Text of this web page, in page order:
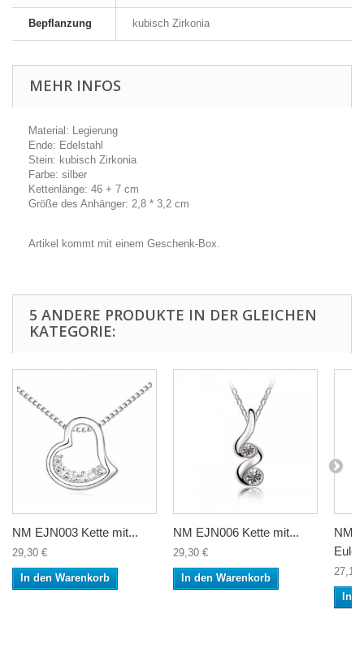
Bepflanzung kubisch Zirkonia
MEHR INFOS
Material: Legierung
Ende: Edelstahl
Stein: kubisch Zirkonia
Farbe: silber
Kettenlänge: 46 + 7 cm
Größe des Anhänger: 2,8 * 3,2 cm
Artikel kommt mit einem Geschenk-Box.
5 ANDERE PRODUKTE IN DER GLEICHEN
KATEGORIE:
NM EJN003 Kette mit...
29,30 €
In den Warenkorb
NM EJN006 Kette mit...
29,30 €
In den Warenkorb
NM
Eule
27,10
In